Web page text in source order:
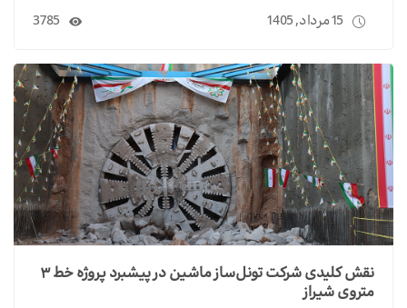
15 مرداد, 1405 3785
نقش کلیدی شرکت تونل‌ساز ماشین در پیشبرد پروژه خط ۳
متروی شیراز